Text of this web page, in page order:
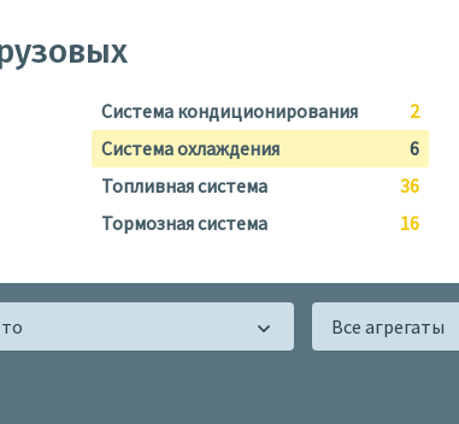
Система кондиционирования
2
Система охлаждения
6
Топливная система
36
Тормозная система
16
Все агрегаты